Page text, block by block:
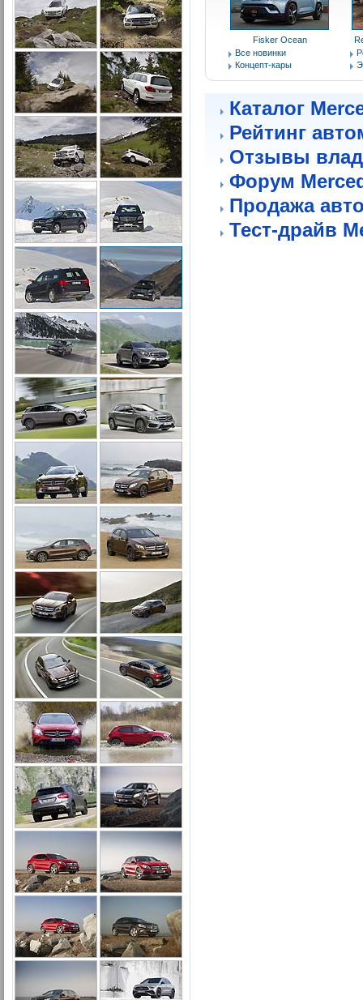
Fisker Ocean
Все новинки
Концепт-кары
Каталог
Рейтинг
Отзывы
Форум
Продажа
Тест-драйв